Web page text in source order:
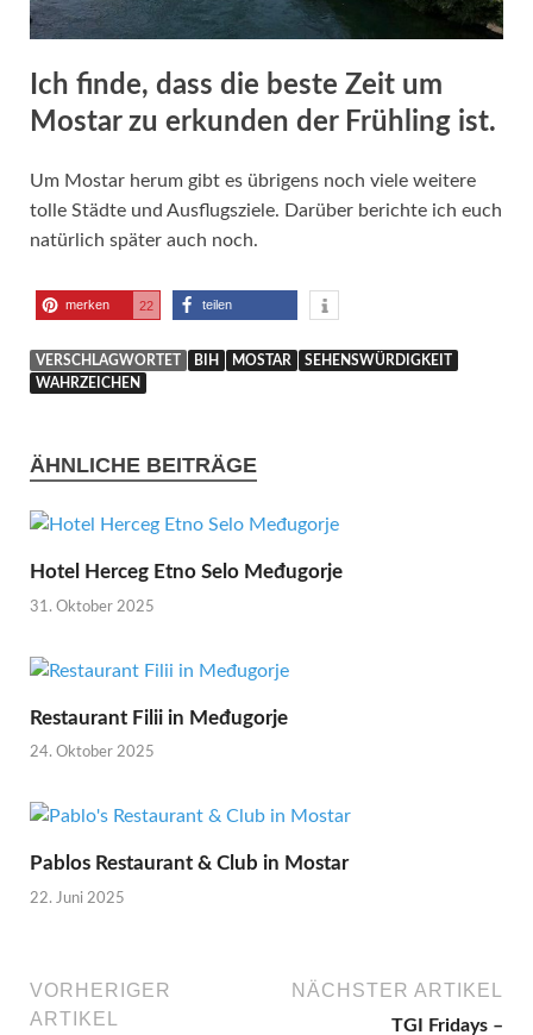
Ich finde, dass die beste Zeit um
Mostar zu erkunden der Frühling ist.
Um Mostar herum gibt es übrigens noch viele weitere
tolle Städte und Ausflugsziele. Darüber berichte ich euch
natürlich später auch noch.
merken 22 teilen
VERSCHLAGWORTET BIH MOSTAR
SEHENSWÜRDIGKEIT
WAHRZEICHEN
ÄHNLICHE BEITRÄGE
Hotel Herceg Etno Selo Međugorje
31. Oktober 2025
Restaurant Filii in Međugorje
24. Oktober 2025
Pablos Restaurant & Club in Mostar
22. Juni 2025
VORHERIGER
ARTIKEL
NÄCHSTER ARTIKEL
TGI Fridays –